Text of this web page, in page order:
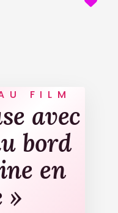
FILM
avec
bord
en
»